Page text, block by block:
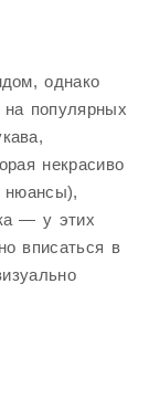
однако
на популярных
некрасиво
нюансы),
— у этих
вписаться в